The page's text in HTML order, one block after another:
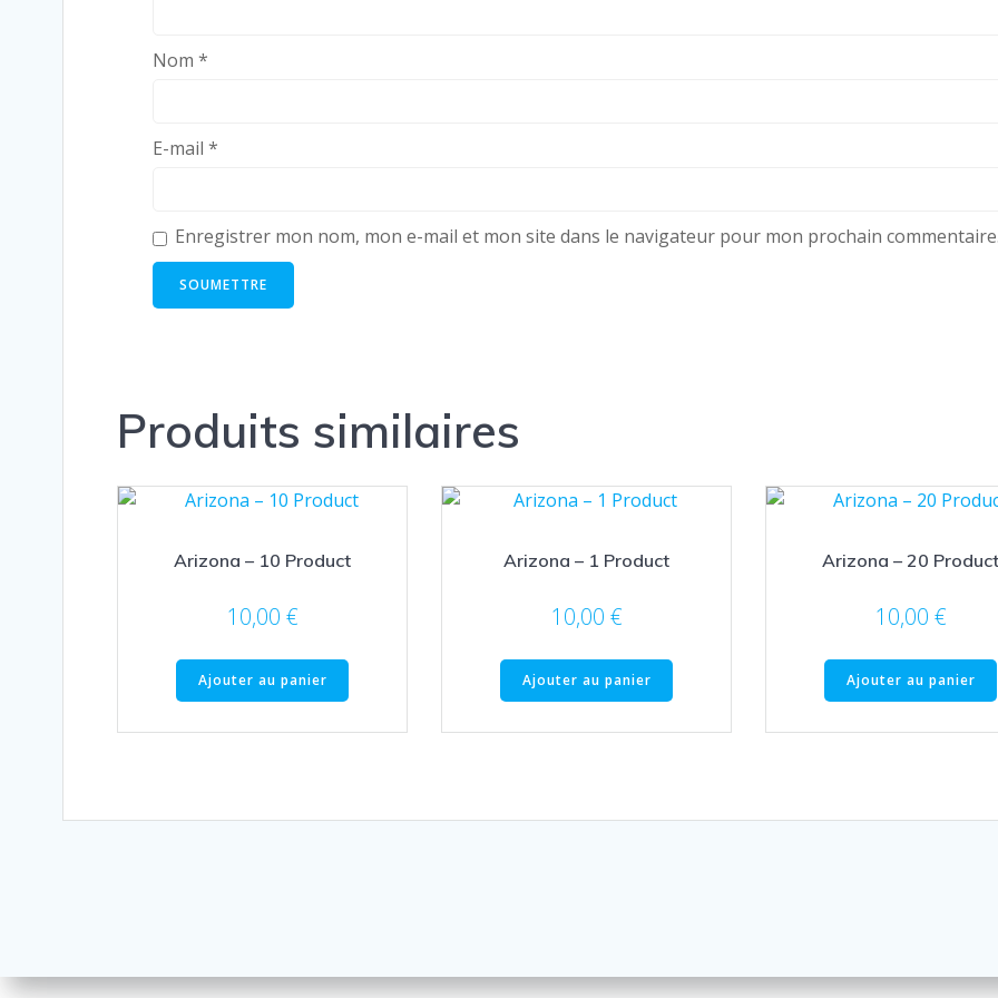
Nom *
E-mail *
Enregistrer mon nom, mon e-mail et mon site dans le navigateur pour mon prochain
Produits similaires
Arizona – 10 Product
10,00 €
Ajouter au panier
Arizona – 1 Product
10,00 €
Ajouter au panier
Arizona – 20 Product
10,00 €
Ajouter au panier